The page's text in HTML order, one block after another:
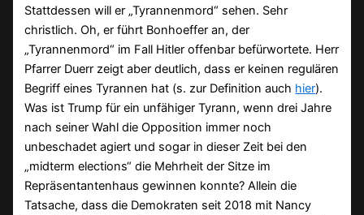
Stattdessen will er „Tyrannenmord“ sehen. Sehr
christlich. Oh, er führt Bonhoeffer an, der
„Tyrannenmord“ im Fall Hitler offenbar befürwortete. Herr
Pfarrer Duerr zeigt aber deutlich, dass er keinen regulären
Begriff eines Tyrannen hat (s. zur Definition auch hier).
Was ist Trump für ein unfähiger Tyrann, wenn drei Jahre
nach seiner Wahl die Opposition immer noch
unbeschadet agiert und sogar in dieser Zeit bei den
„midterm elections“ die Mehrheit der Sitze im
Repräsentantenhaus gewinnen konnte? Allein die
Tatsache, dass die Demokraten seit 2018 mit Nancy